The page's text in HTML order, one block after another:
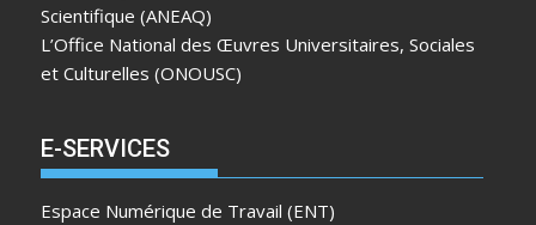
Scientifique (ANEAQ)
L’Office National des Œuvres Universitaires, Sociales
et Culturelles (ONOUSC)
E-SERVICES
Espace Numérique de Travail (ENT)